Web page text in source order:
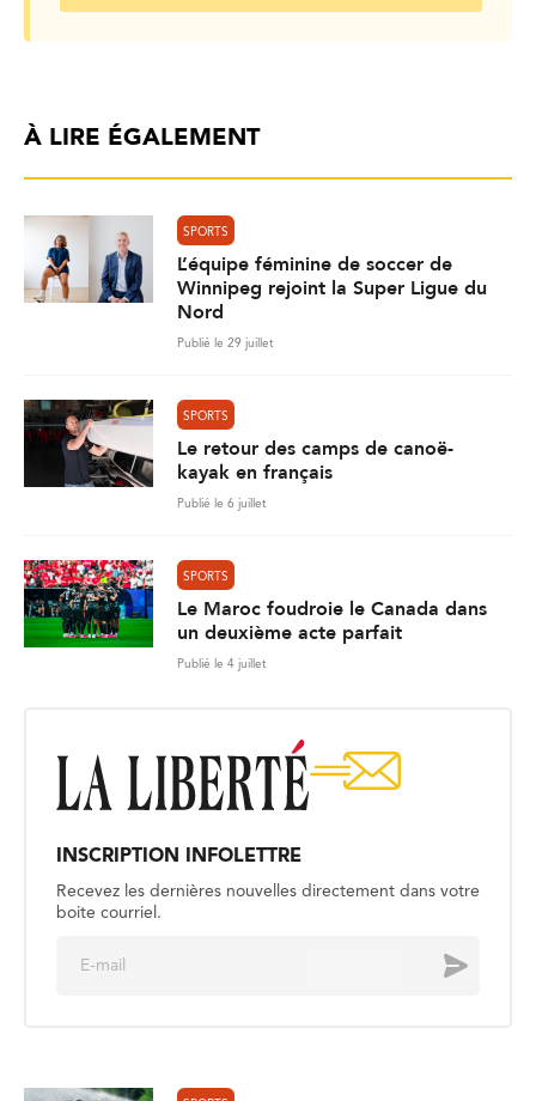
À LIRE ÉGALEMENT
SPORTS
L’équipe féminine de soccer de
Winnipeg rejoint la Super Ligue du
Nord
Publié le 29 juillet
SPORTS
Le retour des camps de canoë-
kayak en français
Publié le 6 juillet
SPORTS
Le Maroc foudroie le Canada dans
un deuxième acte parfait
Publié le 4 juillet
INSCRIPTION INFOLETTRE
Recevez les dernières nouvelles directement dans votre
boite courriel.
Envoyer